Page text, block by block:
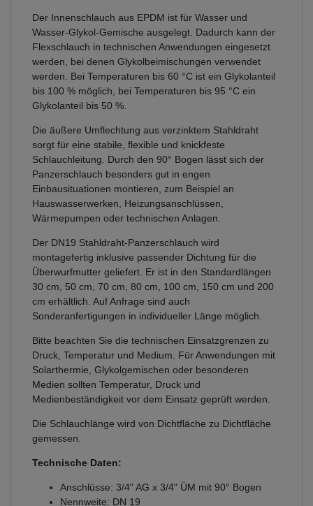
Der Innenschlauch aus EPDM ist für Wasser und
Wasser-Glykol-Gemische ausgelegt. Dadurch kann der
Flexschlauch in technischen Anwendungen eingesetzt
werden, bei denen Glykolbeimischungen verwendet
werden. Bei Temperaturen bis 60 °C ist ein Glykolanteil
bis 100 % möglich, bei Temperaturen bis 95 °C ein
Glykolanteil bis 50 %.
Die äußere Umflechtung aus verzinktem Stahldraht
sorgt für eine stabile, flexible und knickfeste
Schlauchleitung. Durch den 90° Bogen lässt sich der
Panzerschlauch besonders gut in engen
Einbausituationen montieren, zum Beispiel an
Hauswasserwerken, Heizungsanschlüssen,
Wärmepumpen oder technischen Anlagen.
Der DN19 Stahldraht-Panzerschlauch wird
montagefertig inklusive passender Dichtung für die
Überwurfmutter geliefert. Er ist in den Standardlängen
30 cm, 50 cm, 70 cm, 80 cm, 100 cm, 150 cm und 200
cm erhältlich. Auf Anfrage sind auch
Sonderanfertigungen in individueller Länge möglich.
Bitte beachten Sie die technischen Einsatzgrenzen zu
Druck, Temperatur und Medium. Für Anwendungen mit
Solarthermie, Glykolgemischen oder besonderen
Medien sollten Temperatur, Druck und
Medienbeständigkeit vor dem Einsatz geprüft werden.
Die Schlauchlänge wird von Dichtfläche zu Dichtfläche
gemessen.
Technische Daten:
Anschlüsse: 3/4" AG x 3/4" ÜM mit 90° Bogen
Nennweite: DN 19